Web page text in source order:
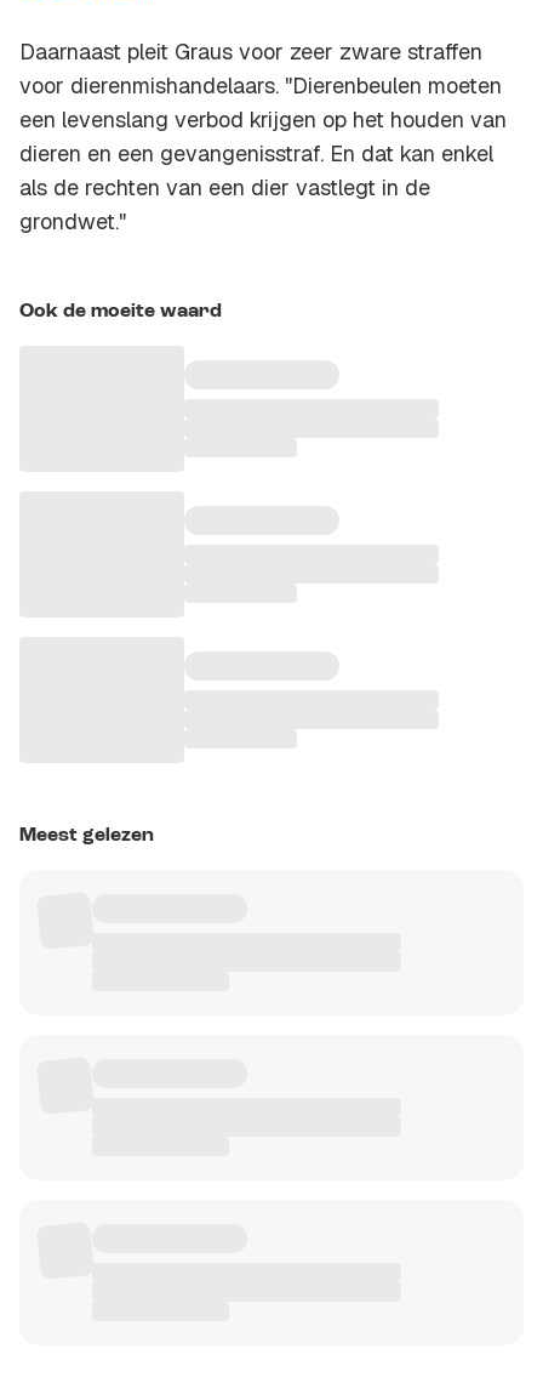
Daarnaast pleit Graus voor zeer zware straffen
voor dierenmishandelaars. "Dierenbeulen moeten
een levenslang verbod krijgen op het houden van
dieren en een gevangenisstraf. En dat kan enkel
als de rechten van een dier vastlegt in de
grondwet."
Ook de moeite waard
Meest gelezen